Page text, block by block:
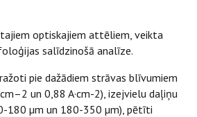
optiskajiem attēliem, veikta
salīdzinošā analīze.
pie dažādiem strāvas blīvumiem
un 0,88 A·cm-2), izejvielu daļiņu
180 µm un 180-350 µm), pētīti